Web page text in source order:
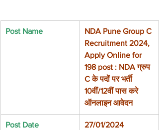
Post Name
NDA Pune Group C
Recruitment 2024,
Apply Online for
198 post : NDA ग्रुप
C के पदों पर भर्ती
10वीं/12वीं पास करे
ऑनलाइन आवेदन
Post Date 27/01/2024